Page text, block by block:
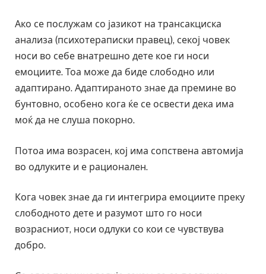
Ако се послужам со јазикот на трансакциска
анализа (психотераписки правец), секој човек
носи во себе внатрешно дете кое ги носи
емоциите. Тоа може да биде слободно или
адаптирано. Адаптираното знае да премине во
бунтовно, особено кога ќе се освести дека има
моќ да не слуша покорно.
Потоа има возрасен, кој има сопствена автомија
во одлуките и е рационален.
Кога човек знае да ги интегрира емоциите преку
слободното дете и разумот што го носи
возрасниот, носи одлуки со кои се чувствува
добро.